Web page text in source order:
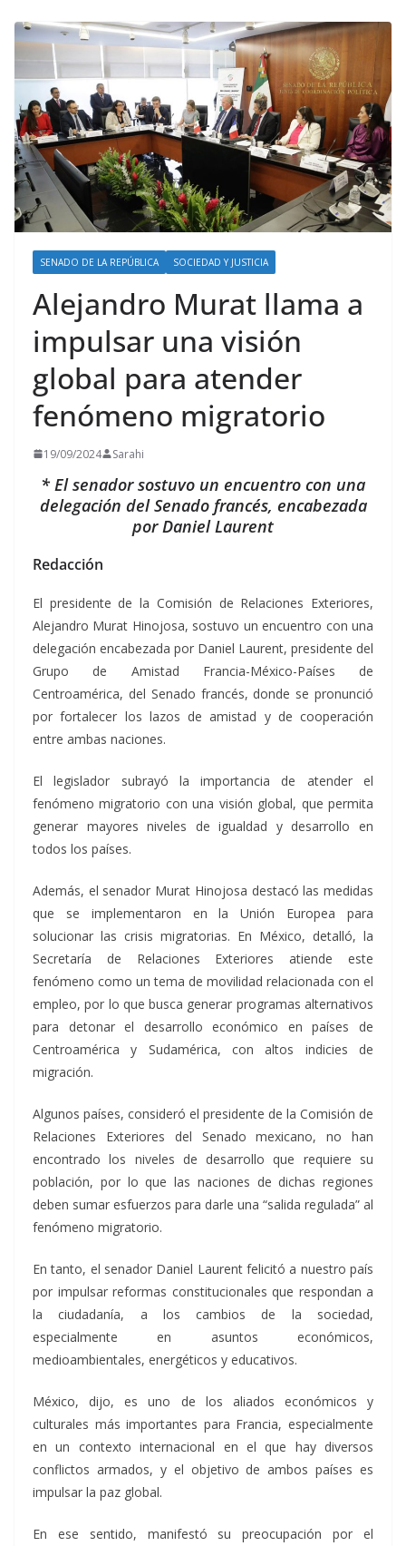
SENADO DE LA REPÚBLICA SOCIEDAD Y JUSTICIA
Alejandro Murat llama a
impulsar una visión
global para atender
fenómeno migratorio
19/09/2024 Sarahi
* El senador sostuvo un encuentro con una
delegación del Senado francés, encabezada
por Daniel Laurent
Redacción
El presidente de la Comisión de Relaciones Exteriores,
Alejandro Murat Hinojosa, sostuvo un encuentro con una
delegación encabezada por Daniel Laurent, presidente del
Grupo de Amistad Francia-México-Países de
Centroamérica, del Senado francés, donde se pronunció
por fortalecer los lazos de amistad y de cooperación
entre ambas naciones.
El legislador subrayó la importancia de atender el
fenómeno migratorio con una visión global, que permita
generar mayores niveles de igualdad y desarrollo en
todos los países.
Además, el senador Murat Hinojosa destacó las medidas
que se implementaron en la Unión Europea para
solucionar las crisis migratorias. En México, detalló, la
Secretaría de Relaciones Exteriores atiende este
fenómeno como un tema de movilidad relacionada con el
empleo, por lo que busca generar programas alternativos
para detonar el desarrollo económico en países de
Centroamérica y Sudamérica, con altos indicies de
migración.
Algunos países, consideró el presidente de la Comisión de
Relaciones Exteriores del Senado mexicano, no han
encontrado los niveles de desarrollo que requiere su
población, por lo que las naciones de dichas regiones
deben sumar esfuerzos para darle una “salida regulada” al
fenómeno migratorio.
En tanto, el senador Daniel Laurent felicitó a nuestro país
por impulsar reformas constitucionales que respondan a
la ciudadanía, a los cambios de la sociedad,
especialmente en asuntos económicos,
medioambientales, energéticos y educativos.
México, dijo, es uno de los aliados económicos y
culturales más importantes para Francia, especialmente
en un contexto internacional en el que hay diversos
conflictos armados, y el objetivo de ambos países es
impulsar la paz global.
En ese sentido, manifestó su preocupación por el